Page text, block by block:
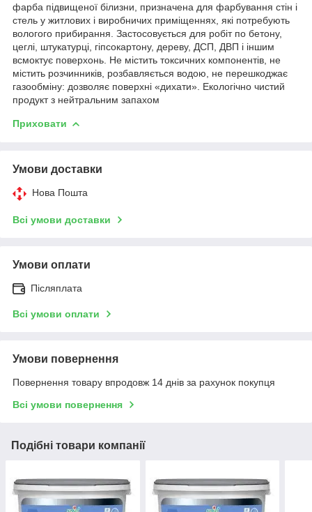
фарба підвищеної білизни, призначена для фарбування стін і
стель у житлових і виробничих приміщеннях, які потребують
вологого прибирання. Застосовується для робіт по бетону,
цеглі, штукатурці, гіпсокартону, дереву, ДСП, ДВП і іншим
всмоктує поверхонь. Не містить токсичних компонентів, не
містить розчинників, розбавляється водою, не перешкоджає
газообміну: дозволяє поверхні «дихати». Екологічно чистий
продукт з нейтральним запахом
Приховати
Умови доставки
Нова Пошта
Всі умови доставки
Умови оплати
Післяплата
Всі умови оплати
Умови повернення
Повернення товару впродовж 14 днів за рахунок покупця
Всі умови повернення
Подібні товари компанії